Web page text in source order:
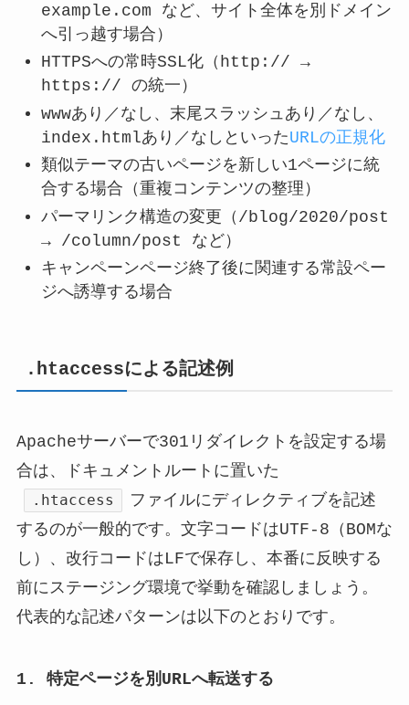
example.com など、サイト全体を別ドメイン
へ引っ越す場合）
HTTPSへの常時SSL化（http:// →
https:// の統一）
wwwあり／なし、末尾スラッシュあり／なし、
index.htmlあり／なしといったURLの正規化
類似テーマの古いページを新しい1ページに統
合する場合（重複コンテンツの整理）
パーマリンク構造の変更（/blog/2020/post
→ /column/post など）
キャンペーンページ終了後に関連する常設ペー
ジへ誘導する場合
.htaccessによる記述例
Apacheサーバーで301リダイレクトを設定する場
合は、ドキュメントルートに置いた
.htaccess
ファイルにディレクティブを記述
するのが一般的です。文字コードはUTF-8（BOMな
し）、改行コードはLFで保存し、本番に反映する
前にステージング環境で挙動を確認しましょう。
代表的な記述パターンは以下のとおりです。
1. 特定ページを別URLへ転送する